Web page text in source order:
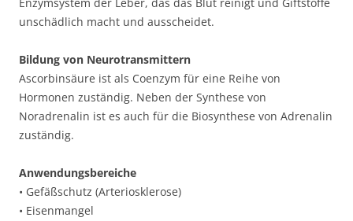
Enzymsystem der Leber, das das Blut reinigt und Giftstoffe
unschädlich macht und ausscheidet.
Bildung von Neurotransmittern
Ascorbinsäure ist als Coenzym für eine Reihe von
Hormonen zuständig. Neben der Synthese von
Noradrenalin ist es auch für die Biosynthese von Adrenalin
zuständig.
Anwendungsbereiche
• Gefäßschutz (Arteriosklerose)
• Eisenmangel